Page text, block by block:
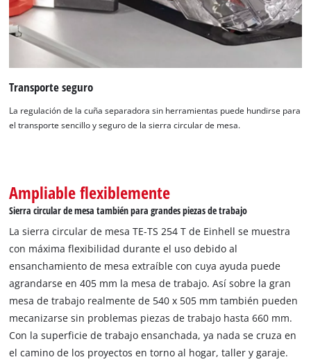
Transporte seguro
La regulación de la cuña separadora sin herramientas puede hundirse para
el transporte sencillo y seguro de la sierra circular de mesa.
Ampliable flexiblemente
Sierra circular de mesa también para grandes piezas de trabajo
La sierra circular de mesa TE-TS 254 T de Einhell se muestra
con máxima flexibilidad durante el uso debido al
ensanchamiento de mesa extraíble con cuya ayuda puede
agrandarse en 405 mm la mesa de trabajo. Así sobre la gran
mesa de trabajo realmente de 540 x 505 mm también pueden
mecanizarse sin problemas piezas de trabajo hasta 660 mm.
Con la superficie de trabajo ensanchada, ya nada se cruza en
el camino de los proyectos en torno al hogar, taller y garaje.